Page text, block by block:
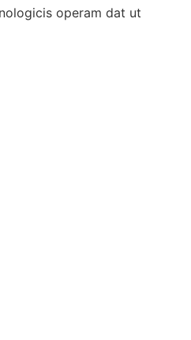
operam dat ut